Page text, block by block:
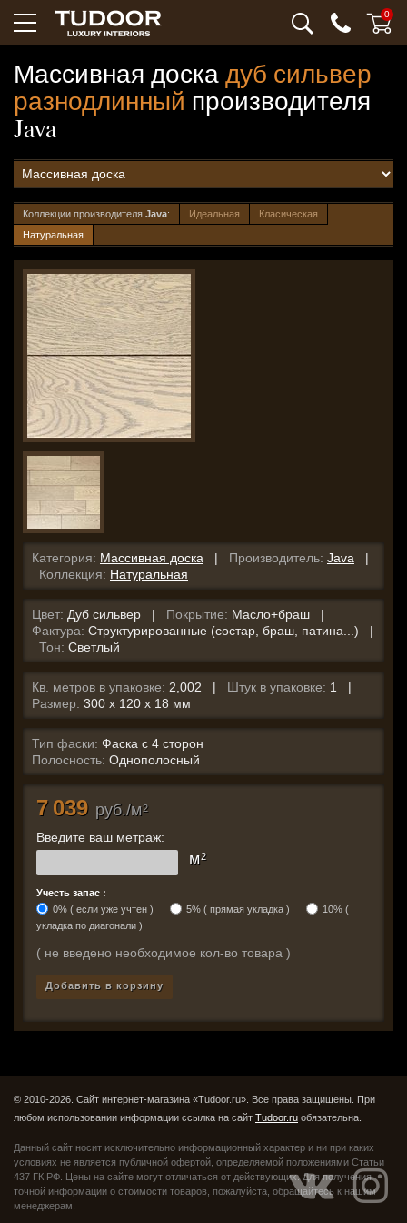
0
Массивная доскадуб сильвер
разнодлинный производителя
Java
Коллекции производителя Java: Идеальная
Класическая
Натуральная
Категория: Массивная доска | Производитель: Java |
Коллекция: Натуральная
Цвет: Дуб сильвер | Покрытие: Масло+браш |
Фактура: Структурированные (состар, браш, патина...) |
Тон: Светлый
Кв. метров в упаковке: 2,002 | Штук в упаковке: 1 |
Размер: 300 x 120 x 18 мм
Тип фаски: Фаска с 4 сторон
Полосность: Однополосный
7 039 руб./м2
Введите ваш метраж:
м2
Учесть запас :
0% ( если уже учтен )
5% ( прямая укладка )
10% (
укладка по диагонали )
( не введено необходимое кол-во товара )
Добавить в корзину
© 2010-2026. Сайт интернет-магазина «Tudoor.ru». Все права защищены. При
любом использовании информации ссылка на сайт Tudoor.ru обязательна.
Данный сайт носит исключительно информационный характер и ни при каких
условиях не является публичной офертой, определяемой положениями Статьи
437 ГК РФ. Цены на сайте могут отличаться от действующих. Для получения
точной информации о стоимости товаров, пожалуйста, обращайтесь к нашим
менеджерам.